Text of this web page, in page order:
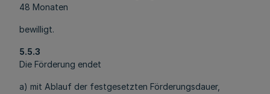
48 Monaten
bewilligt.
5.5.3
Die Förderung endet
a) mit Ablauf der festgesetzten Förderungsdauer,